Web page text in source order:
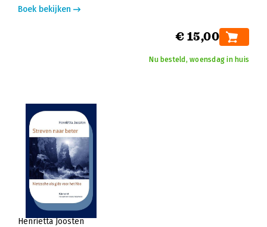
Boek bekijken
€ 15,00
Nu besteld, woensdag in huis
Henriëtta Joosten